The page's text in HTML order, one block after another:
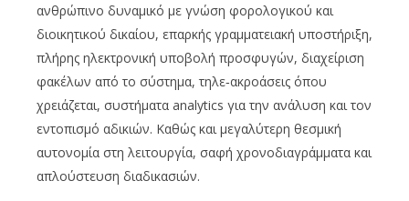
ανθρώπινο δυναμικό με γνώση φορολογικού και
διοικητικού δικαίου, επαρκής γραμματειακή υποστήριξη,
πλήρης ηλεκτρονική υποβολή προσφυγών, διαχείριση
φακέλων από το σύστημα, τηλε‑ακροάσεις όπου
χρειάζεται, συστήματα analytics για την ανάλυση και τον
εντοπισμό αδικιών. Καθώς και μεγαλύτερη θεσμική
αυτονομία στη λειτουργία, σαφή χρονοδιαγράμματα και
απλούστευση διαδικασιών.